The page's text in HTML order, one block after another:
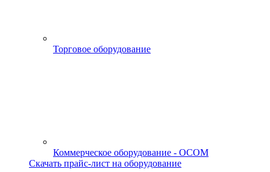
Торговое оборудование
Коммерческое оборудование - OCOM
Скачать прайс-лист на оборудование